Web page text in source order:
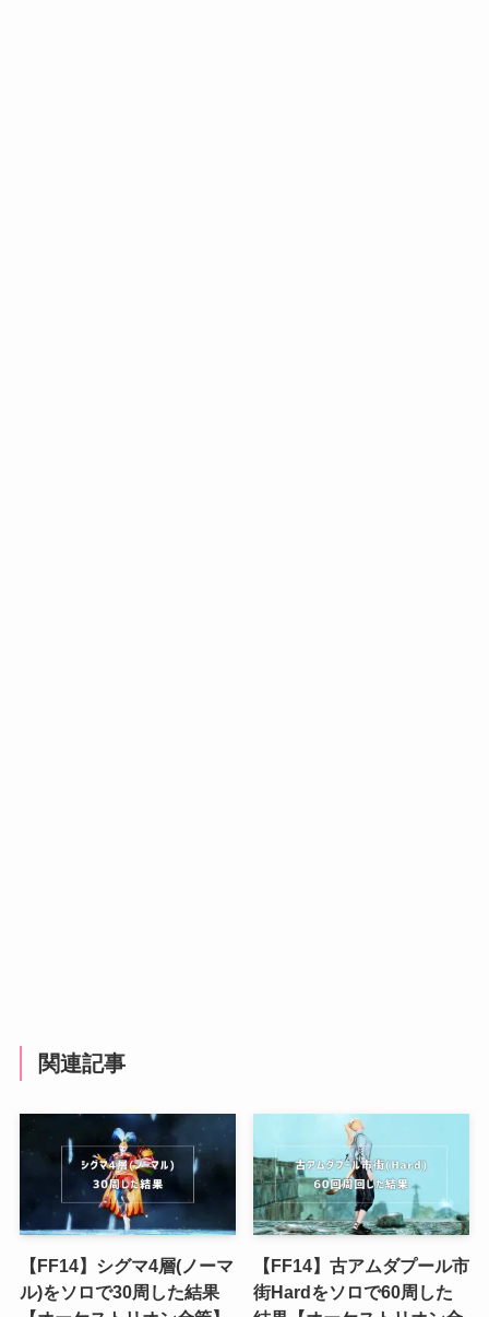
関連記事
【FF14】シグマ4層(ノーマ
ル)をソロで30周した結果
【FF14】古アムダプール市
街Hardをソロで60周した